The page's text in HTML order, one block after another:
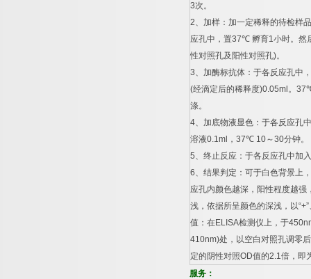
3次。
2、加样：加一定稀释的待检样品
应孔中，置37℃ 孵育1小时。然
性对照孔及阳性对照孔)。
3、加酶标抗体：于各反应孔中
(经滴定后的稀释度)0.05ml 。 37
涤。
4、加底物液显色：于各反应孔
溶液0.1ml ， 37℃ 10～30分钟。
5、终止反应：于各反应孔中加入
6、结果判定：可于白色背景上
应孔内颜色越深，阳性程度越强
浅，依据所呈颜色的深浅，以“+”
值：在ELISA检测仪上，于
410nm)处，以空白对照孔调零
定的阴性对照OD值的2.1倍，即
服务：